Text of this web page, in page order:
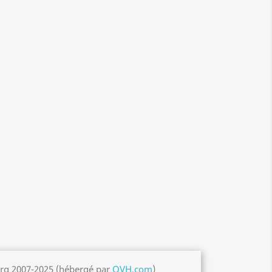
2007-2025 (hébergé par OVH.com)